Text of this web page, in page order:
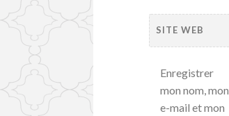
SITE WEB
Enregistrer
mon nom, mon
e-mail et mon